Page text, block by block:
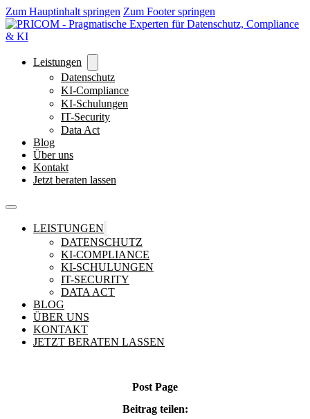
Zum Hauptinhalt springen Zum Footer springen
Leistungen
Datenschutz
KI-Compliance
KI-Schulungen
IT-Security
Data Act
Blog
Über uns
Kontakt
Jetzt beraten lassen
LEISTUNGEN
DATENSCHUTZ
KI-COMPLIANCE
KI-SCHULUNGEN
IT-SECURITY
DATA ACT
BLOG
ÜBER UNS
KONTAKT
JETZT BERATEN LASSEN
Post Page
Beitrag teilen: